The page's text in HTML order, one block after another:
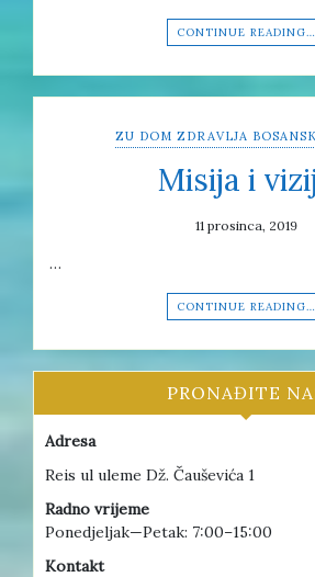
CONTINUE READING…
ZU DOM ZDRAVLJA
Misija i
11 prosinca, 2019
…
CONTINUE READING…
PRONAĐITE
Adresa
Reis ul uleme Dž. Čauševića 1
Radno vrijeme
Ponedjeljak—Petak: 7:00–15:00
Kontakt